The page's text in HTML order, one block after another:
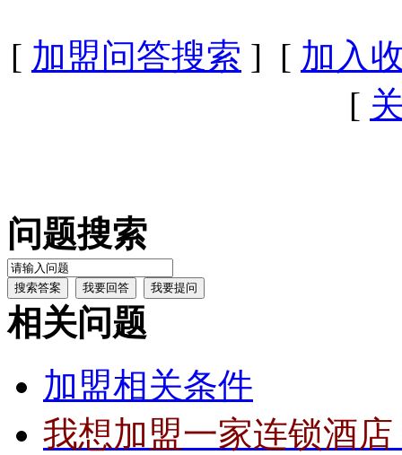
[ 加盟问答搜索 ] [ 加入
[
问题搜索
相关问题
加盟相关条件
我想加盟一家连锁酒